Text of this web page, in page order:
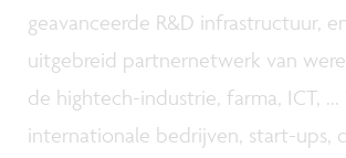
geavanceerde R&D infrastructuur,
uitgebreid partnernetwerk van
de hightech-industrie, farma, ICT, ...
internationale bedrijven, start-ups,